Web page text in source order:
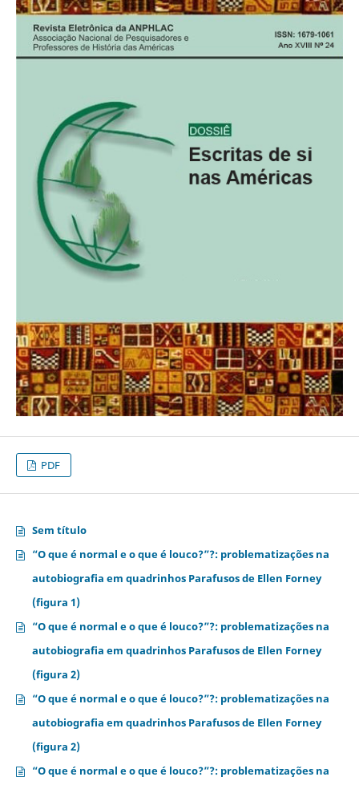
PDF
Sem título
“O que é normal e o que é louco?”?: problematizações na
autobiografia em quadrinhos Parafusos de Ellen Forney
(figura 1)
“O que é normal e o que é louco?”?: problematizações na
autobiografia em quadrinhos Parafusos de Ellen Forney
(figura 2)
“O que é normal e o que é louco?”?: problematizações na
autobiografia em quadrinhos Parafusos de Ellen Forney
(figura 2)
“O que é normal e o que é louco?”?: problematizações na